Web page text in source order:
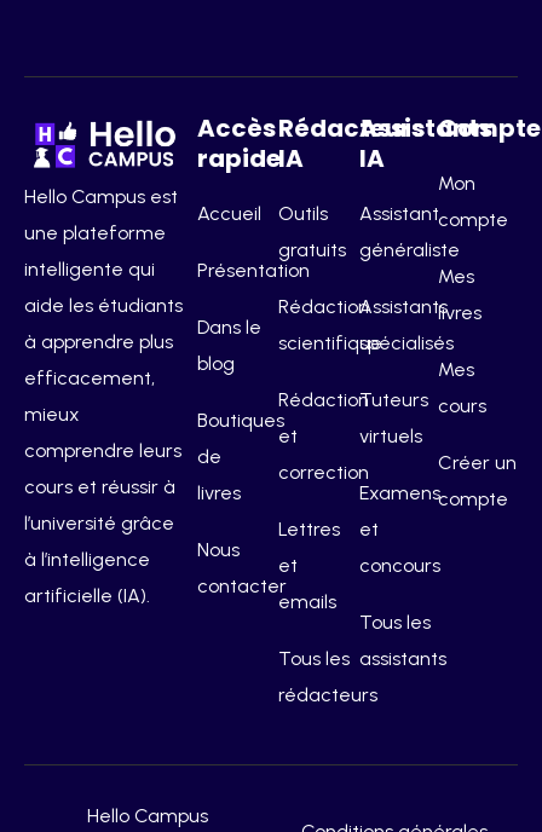
Hello Campus est
une plateforme
intelligente qui
aide les étudiants
à apprendre plus
efficacement,
mieux
comprendre leurs
cours et réussir à
l’université grâce
à l’intelligence
artificielle (IA).
Accès
rapide
Accueil
Présentation
Dans le
blog
Boutiques
de
livres
Nous
contacter
Rédacteurs
IA
Outils
gratuits
Rédaction
scientifique
Rédaction
et
correction
Lettres
et
emails
Tous les
rédacteurs
Assistants
IA
Assistant
généraliste
Assistants
spécialisés
Tuteurs
virtuels
Examens
et
concours
Tous les
assistants
Compte
Mon
compte
Mes
livres
Mes
cours
Créer un
compte
Hello Campus